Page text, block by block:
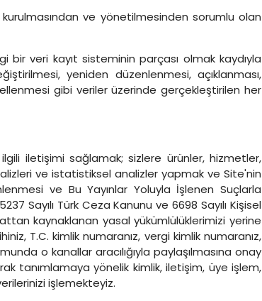
kurulmasından ve yönetilmesinden sorumlu olan
veri kayıt sisteminin parçası olmak kaydıyla
yeniden düzenlenmesi, açıklanması,
gibi veriler üzerinde gerçekleştirilen her
iletişimi sağlamak; sizlere ürünler, hizmetler,
ve istatistiksel analizler yapmak ve Site'nin
ve Bu Yayınlar Yoluyla İşlenen Suçlarla
Sayılı Türk Ceza Kanunu ve 6698 Sayılı Kişisel
kaynaklanan yasal yükümlülüklerimizi yerine
T.C. kimlik numaranız, vergi kimlik numaranız,
o kanallar aracılığıyla paylaşılmasına onay
tanımlamaya yönelik kimlik, iletişim, üye işlem,
işlemekteyiz.